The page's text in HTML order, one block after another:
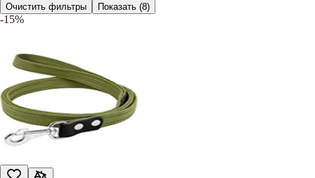
Очистить фильтры Показать (8)
-15%